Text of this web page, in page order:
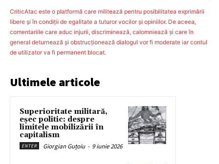
CriticAtac este o platformă care militează pentru posibilitatea exprimării
libere şi în condiţii de egalitate a tuturor vocilor şi opiniilor. De aceea,
comentariile care aduc injurii, discriminează, calomniează şi care în
general deturnează şi obstrucţionează dialogul vor fi moderate iar contul
de utilizator va fi permanent blocat.
Ultimele articole
Superioritate militară,
eșec politic: despre
limitele mobilizării în
capitalism
ENTER Giorgian Guțoiu - 9 iunie 2026